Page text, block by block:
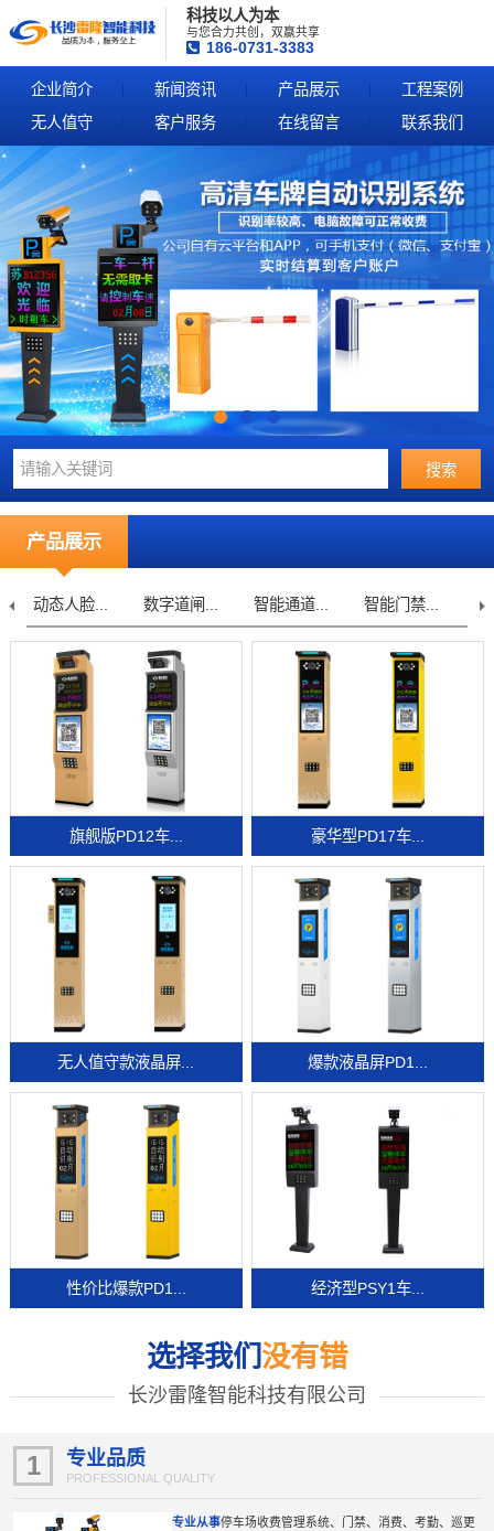
科技以人为本
与您合力共创，双赢共享
186-0731-3383
企业简介 新闻资讯 产品展示
工程案例
无人值守
客户服务 在线留言 联系我们
产品展示
动态人脸... 数字道闸... 智能通道... 智能门禁...
旗舰版PD12车... 豪华型PD17车...
无人值守款液晶屏... 爆款液晶屏PD1...
性价比爆款PD1... 经济型PSY1车...
选择我们没有错
长沙雷隆智能科技有限公司
1 专业品质
PROFESSIONAL QUALITY
专业从事停车场收费管理系统、门禁、消费、考勤、巡更